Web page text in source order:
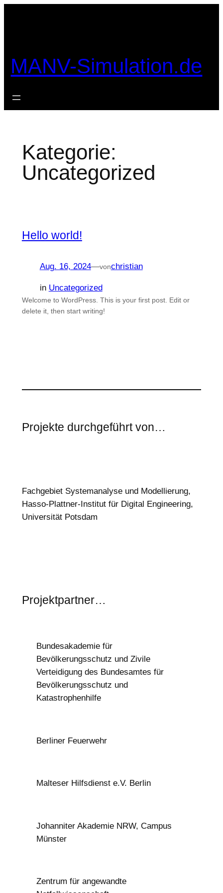
MANV-Simulation.de
Kategorie:
Uncategorized
Hello world!
Aug. 16, 2024—vonchristian
in Uncategorized
Welcome to WordPress. This is your first post. Edit or
delete it, then start writing!
Projekte durchgeführt von…
Fachgebiet Systemanalyse und Modellierung,
Hasso-Plattner-Institut für Digital Engineering,
Universität Potsdam
Projektpartner…
Bundesakademie für
Bevölkerungsschutz und Zivile
Verteidigung des Bundesamtes für
Bevölkerungsschutz und
Katastrophenhilfe
Berliner Feuerwehr
Malteser Hilfsdienst e.V. Berlin
Johanniter Akademie NRW, Campus
Münster
Zentrum für angewandte